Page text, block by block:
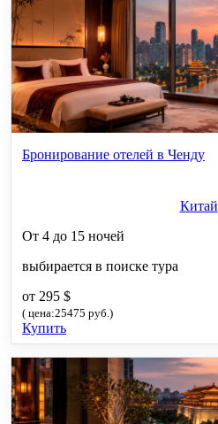
Бронирование отелей в Ченду
Китай
От 4 до 15 ночей
выбирается в поиске тура
от 295 $
( цена:25475 руб.)
Купить